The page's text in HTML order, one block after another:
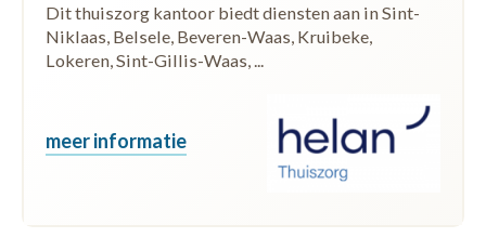
Dit thuiszorg kantoor biedt diensten aan in Sint-
Niklaas, Belsele, Beveren-Waas, Kruibeke,
Lokeren, Sint-Gillis-Waas, ...
meer informatie